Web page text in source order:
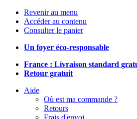
Revenir au menu
Accéder au contenu
Consulter le panier
Un foyer éco-responsable
France : Livraison standard
Retour gratuit
Aide
Où est ma commande ?
Retours
Frais d'envoi